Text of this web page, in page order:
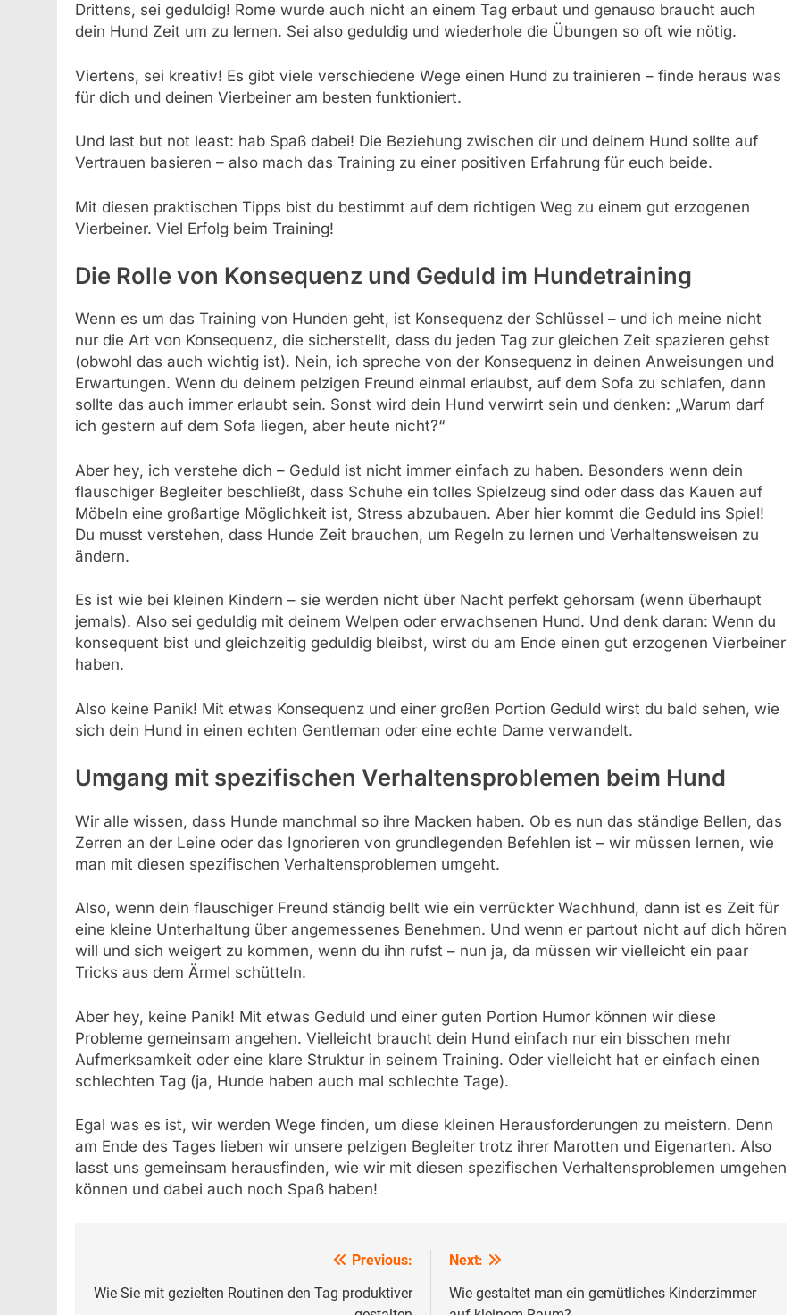
Drittens, sei geduldig! Rome wurde auch nicht an einem Tag erbaut und genauso braucht auch
dein Hund Zeit um zu lernen. Sei also geduldig und wiederhole die Übungen so oft wie nötig.
Viertens, sei kreativ! Es gibt viele verschiedene Wege einen Hund zu trainieren – finde heraus was
für dich und deinen Vierbeiner am besten funktioniert.
Und last but not least: hab Spaß dabei! Die Beziehung zwischen dir und deinem Hund sollte auf
Vertrauen basieren – also mach das Training zu einer positiven Erfahrung für euch beide.
Mit diesen praktischen Tipps bist du bestimmt auf dem richtigen Weg zu einem gut erzogenen
Vierbeiner. Viel Erfolg beim Training!
Die Rolle von Konsequenz und Geduld im Hundetraining
Wenn es um das Training von Hunden geht, ist Konsequenz der Schlüssel – und ich meine nicht
nur die Art von Konsequenz, die sicherstellt, dass du jeden Tag zur gleichen Zeit spazieren gehst
(obwohl das auch wichtig ist). Nein, ich spreche von der Konsequenz in deinen Anweisungen und
Erwartungen. Wenn du deinem pelzigen Freund einmal erlaubst, auf dem Sofa zu schlafen, dann
sollte das auch immer erlaubt sein. Sonst wird dein Hund verwirrt sein und denken: „Warum darf
ich gestern auf dem Sofa liegen, aber heute nicht?“
Aber hey, ich verstehe dich – Geduld ist nicht immer einfach zu haben. Besonders wenn dein
flauschiger Begleiter beschließt, dass Schuhe ein tolles Spielzeug sind oder dass das Kauen auf
Möbeln eine großartige Möglichkeit ist, Stress abzubauen. Aber hier kommt die Geduld ins Spiel!
Du musst verstehen, dass Hunde Zeit brauchen, um Regeln zu lernen und Verhaltensweisen zu
ändern.
Es ist wie bei kleinen Kindern – sie werden nicht über Nacht perfekt gehorsam (wenn überhaupt
jemals). Also sei geduldig mit deinem Welpen oder erwachsenen Hund. Und denk daran: Wenn du
konsequent bist und gleichzeitig geduldig bleibst, wirst du am Ende einen gut erzogenen Vierbeiner
haben.
Also keine Panik! Mit etwas Konsequenz und einer großen Portion Geduld wirst du bald sehen, wie
sich dein Hund in einen echten Gentleman oder eine echte Dame verwandelt.
Umgang mit spezifischen Verhaltensproblemen beim Hund
Wir alle wissen, dass Hunde manchmal so ihre Macken haben. Ob es nun das ständige Bellen, das
Zerren an der Leine oder das Ignorieren von grundlegenden Befehlen ist – wir müssen lernen, wie
man mit diesen spezifischen Verhaltensproblemen umgeht.
Also, wenn dein flauschiger Freund ständig bellt wie ein verrückter Wachhund, dann ist es Zeit für
eine kleine Unterhaltung über angemessenes Benehmen. Und wenn er partout nicht auf dich hören
will und sich weigert zu kommen, wenn du ihn rufst – nun ja, da müssen wir vielleicht ein paar
Tricks aus dem Ärmel schütteln.
Aber hey, keine Panik! Mit etwas Geduld und einer guten Portion Humor können wir diese
Probleme gemeinsam angehen. Vielleicht braucht dein Hund einfach nur ein bisschen mehr
Aufmerksamkeit oder eine klare Struktur in seinem Training. Oder vielleicht hat er einfach einen
schlechten Tag (ja, Hunde haben auch mal schlechte Tage).
Egal was es ist, wir werden Wege finden, um diese kleinen Herausforderungen zu meistern. Denn
am Ende des Tages lieben wir unsere pelzigen Begleiter trotz ihrer Marotten und Eigenarten. Also
lasst uns gemeinsam herausfinden, wie wir mit diesen spezifischen Verhaltensproblemen umgehen
können und dabei auch noch Spaß haben!
Navigation
Previous:
Wie Sie mit gezielten Routinen den Tag produktiver
Next:
Wie gestaltet man ein gemütliches Kinderzimmer